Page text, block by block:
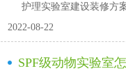
护理实验室建设装修方案:1、
2022-08-22
SPF级动物实验室